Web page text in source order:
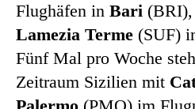
Flughäfen in Bari (BRI),
Lamezia Terme (SUF)
Fünf Mal pro Woche
Zeitraum Sizilien mit